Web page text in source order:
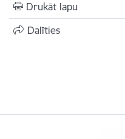
Drukāt lapu
Dalīties